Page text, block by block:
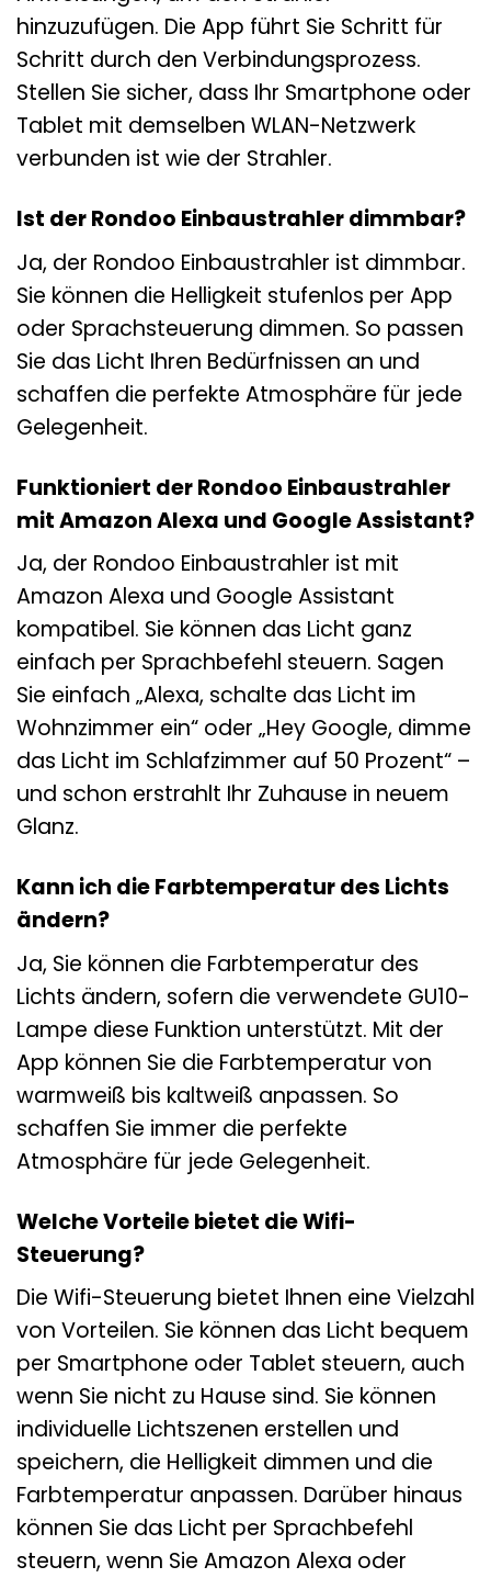
hinzuzufügen. Die App führt Sie Schritt für
Schritt durch den Verbindungsprozess.
Stellen Sie sicher, dass Ihr Smartphone oder
Tablet mit demselben WLAN-Netzwerk
verbunden ist wie der Strahler.
Ist der Rondoo Einbaustrahler dimmbar?
Ja, der Rondoo Einbaustrahler ist dimmbar.
Sie können die Helligkeit stufenlos per App
oder Sprachsteuerung dimmen. So passen
Sie das Licht Ihren Bedürfnissen an und
schaffen die perfekte Atmosphäre für jede
Gelegenheit.
Funktioniert der Rondoo Einbaustrahler
mit Amazon Alexa und Google Assistant?
Ja, der Rondoo Einbaustrahler ist mit
Amazon Alexa und Google Assistant
kompatibel. Sie können das Licht ganz
einfach per Sprachbefehl steuern. Sagen
Sie einfach „Alexa, schalte das Licht im
Wohnzimmer ein“ oder „Hey Google, dimme
das Licht im Schlafzimmer auf 50 Prozent“ –
und schon erstrahlt Ihr Zuhause in neuem
Glanz.
Kann ich die Farbtemperatur des Lichts
ändern?
Ja, Sie können die Farbtemperatur des
Lichts ändern, sofern die verwendete GU10-
Lampe diese Funktion unterstützt. Mit der
App können Sie die Farbtemperatur von
warmweiß bis kaltweiß anpassen. So
schaffen Sie immer die perfekte
Atmosphäre für jede Gelegenheit.
Welche Vorteile bietet die Wifi-
Steuerung?
Die Wifi-Steuerung bietet Ihnen eine Vielzahl
von Vorteilen. Sie können das Licht bequem
per Smartphone oder Tablet steuern, auch
wenn Sie nicht zu Hause sind. Sie können
individuelle Lichtszenen erstellen und
speichern, die Helligkeit dimmen und die
Farbtemperatur anpassen. Darüber hinaus
können Sie das Licht per Sprachbefehl
steuern, wenn Sie Amazon Alexa oder